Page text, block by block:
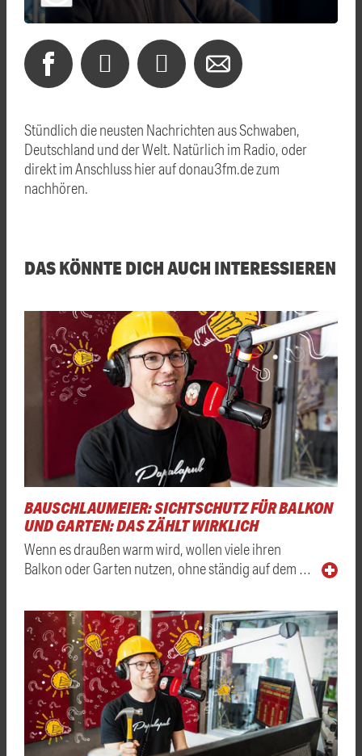
Stündlich die neusten Nachrichten aus Schwaben,
Deutschland und der Welt. Natürlich im Radio, oder
direkt im Anschluss hier auf donau3fm.de zum
nachhören.
DAS KÖNNTE DICH AUCH INTERESSIEREN
BAUSCHLAUMEIER: SICHTSCHUTZ FÜR BALKON
UND GARTEN: DAS ZÄHLT WIRKLICH
Wenn es draußen warm wird, wollen viele ihren
Balkon oder Garten nutzen, ohne ständig auf dem …